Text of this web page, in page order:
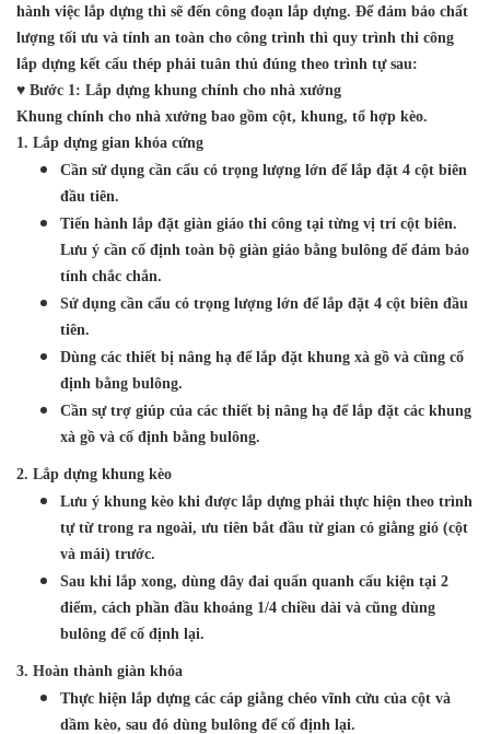
hành việc lắp dựng thì sẽ đến công đoạn lắp dựng. Để đảm bảo chất
lượng tối ưu và tính an toàn cho công trình thì quy trình thi công
lắp dựng kết cấu thép phải tuân thủ đúng theo trình tự sau:
♥ Bước 1: Lắp dựng khung chính cho nhà xưởng
Khung chính cho nhà xưởng bao gồm cột, khung, tổ hợp kèo.
1. Lắp dựng gian khóa cứng
Cần sử dụng cần cẩu có trọng lượng lớn để lắp đặt 4 cột biên
đầu tiên.
Tiến hành lắp đặt giàn giáo thi công tại từng vị trí cột biên.
Lưu ý cần cố định toàn bộ giàn giáo bằng bulông để đảm bảo
tính chắc chắn.
Sử dụng cần cẩu có trọng lượng lớn để lắp đặt 4 cột biên đầu
tiên.
Dùng các thiết bị nâng hạ để lắp đặt khung xà gồ và cũng cố
định bằng bulông.
Cần sự trợ giúp của các thiết bị nâng hạ để lắp đặt các khung
xà gồ và cố định bằng bulông.
2. Lắp dựng khung kèo
Lưu ý khung kèo khi được lắp dựng phải thực hiện theo trình
tự từ trong ra ngoài, ưu tiên bắt đầu từ gian có giằng gió (cột
và mái) trước.
Sau khi lắp xong, dùng dây đai quấn quanh cấu kiện tại 2
điểm, cách phần đầu khoảng 1/4 chiều dài và cũng dùng
bulông để cố định lại.
3. Hoàn thành giàn khóa
Thực hiện lắp dựng các cáp giằng chéo vĩnh cửu của cột và
dầm kèo, sau đó dùng bulông để cố định lại.